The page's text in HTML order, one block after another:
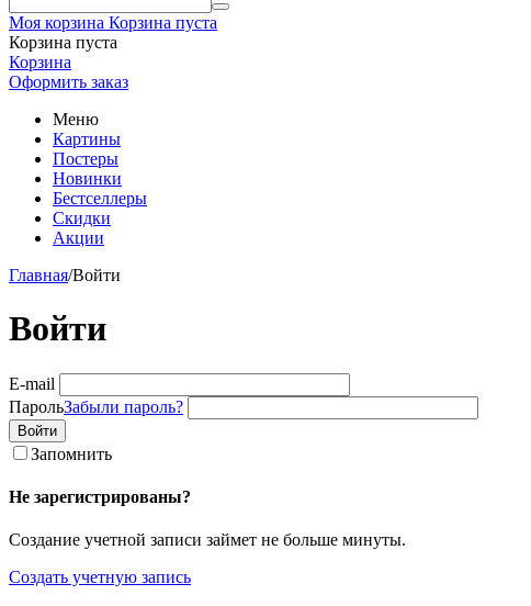
Моя корзина Корзина пуста
Корзина пуста
Корзина
Оформить заказ
Меню
Картины
Постеры
Новинки
Бестселлеры
Скидки
Акции
Главная/Войти
Войти
E-mail
ПарольЗабыли пароль?
Войти
Запомнить
Не зарегистрированы?
Создание учетной записи займет не больше минуты.
Создать учетную запись